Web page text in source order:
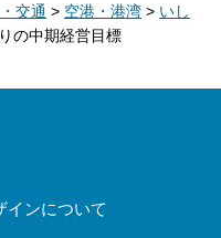
交通 > 空港・港湾 > いし
の中期経営目標
インについて